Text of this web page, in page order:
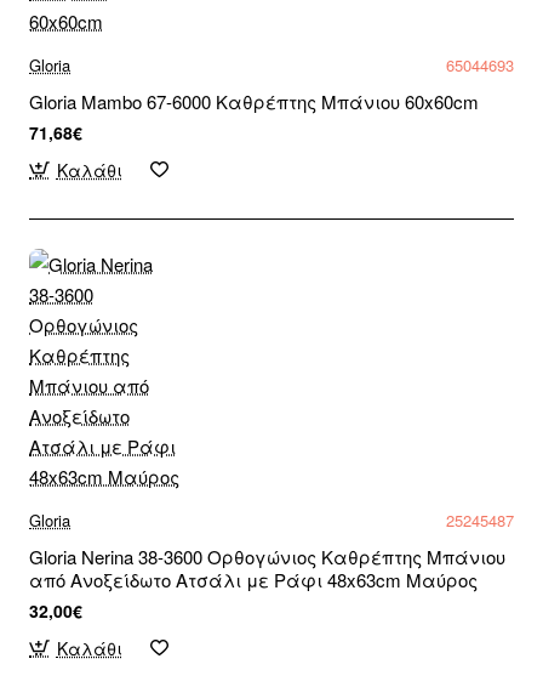
Gloria 65044693
Gloria Mambo 67-6000 Καθρέπτης Μπάνιου 60x60cm
71,68€
Καλάθι
Gloria 25245487
Gloria Nerina 38-3600 Ορθογώνιος Καθρέπτης Μπάνιου
από Ανοξείδωτο Ατσάλι με Ράφι 48x63cm Μαύρος
32,00€
Καλάθι